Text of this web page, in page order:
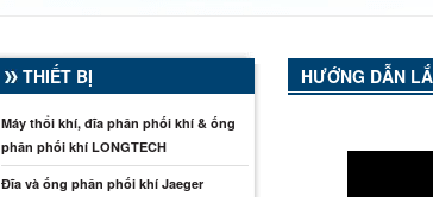
THIẾT BỊ
Máy thổi khí, đĩa phân phối khí & ống
phân phối khí LONGTECH
Đĩa và ống phân phối khí Jaeger
HƯỚNG DẪN